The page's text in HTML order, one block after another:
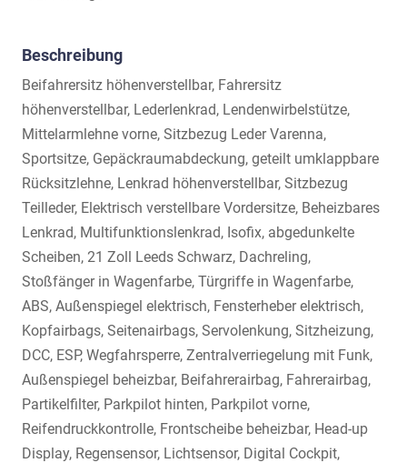
Beschreibung
Beifahrersitz höhenverstellbar, Fahrersitz
höhenverstellbar, Lederlenkrad, Lendenwirbelstütze,
Mittelarmlehne vorne, Sitzbezug Leder Varenna,
Sportsitze, Gepäckraumabdeckung, geteilt umklappbare
Rücksitzlehne, Lenkrad höhenverstellbar, Sitzbezug
Teilleder, Elektrisch verstellbare Vordersitze, Beheizbares
Lenkrad, Multifunktionslenkrad, Isofix, abgedunkelte
Scheiben, 21 Zoll Leeds Schwarz, Dachreling,
Stoßfänger in Wagenfarbe, Türgriffe in Wagenfarbe,
ABS, Außenspiegel elektrisch, Fensterheber elektrisch,
Kopfairbags, Seitenairbags, Servolenkung, Sitzheizung,
DCC, ESP, Wegfahrsperre, Zentralverriegelung mit Funk,
Außenspiegel beheizbar, Beifahrerairbag, Fahrerairbag,
Partikelfilter, Parkpilot hinten, Parkpilot vorne,
Reifendruckkontrolle, Frontscheibe beheizbar, Head-up
Display, Regensensor, Lichtsensor, Digital Cockpit,